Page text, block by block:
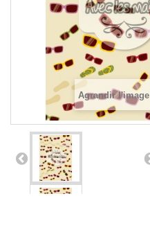
Agrandir l'image